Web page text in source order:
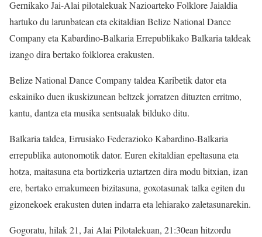
Gernikako Jai-Alai pilotalekuak Nazioarteko Folklore Jaialdia
hartuko du larunbatean eta ekitaldian Belize National Dance
Company eta Kabardino-Balkaria Errepublikako Balkaria taldeak
izango dira bertako folklorea erakusten.
Belize National Dance Company taldea Karibetik dator eta
eskainiko duen ikuskizunean beltzek jorratzen dituzten erritmo,
kantu, dantza eta musika sentsualak bilduko ditu.
Balkaria taldea, Errusiako Federazioko Kabardino-Balkaria
errepublika autonomotik dator. Euren ekitaldian epeltasuna eta
hotza, maitasuna eta bortizkeria uztartzen dira modu bitxian, izan
ere, bertako emakumeen bizitasuna, goxotasunak talka egiten du
gizonekoek erakusten duten indarra eta lehiarako zaletasunarekin.
Gogoratu, hilak 21, Jai Alai Pilotalekuan, 21:30ean hitzordu